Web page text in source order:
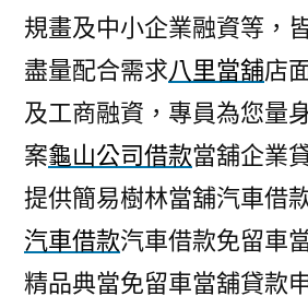
規畫及中小企業融資等，
盡量配合需求八里當舖店
及工商融資，專員為您量
案龜山公司借款當舖企業
提供簡易樹林當舖汽車借
汽車借款汽車借款免留車
精品典當免留車當舖貸款